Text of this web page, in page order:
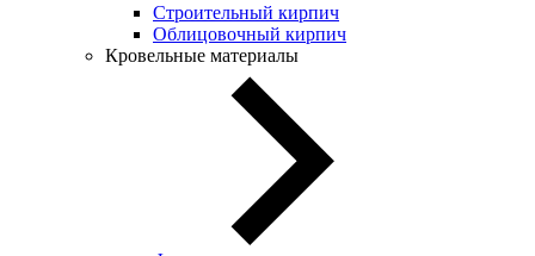
Строительный кирпич
Облицовочный кирпич
Кровельные материалы